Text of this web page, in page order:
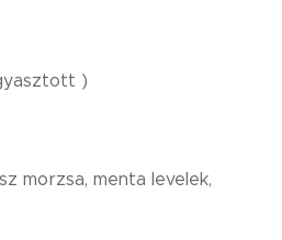
)
morzsa, menta levelek,